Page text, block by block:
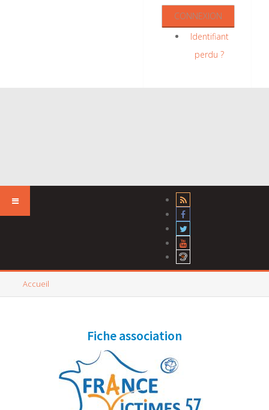
Identifiant
perdu ?
Accueil
Fiche association